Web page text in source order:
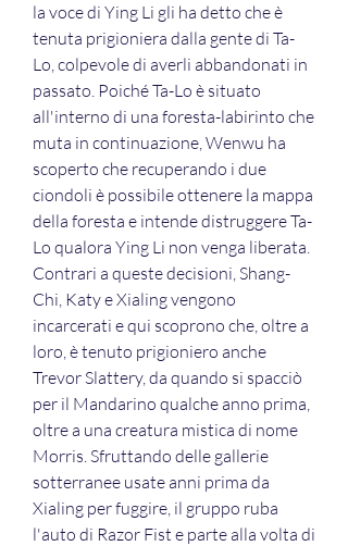
la voce di Ying Li gli ha detto che è
tenuta prigioniera dalla gente di Ta-
Lo, colpevole di averli abbandonati in
passato. Poiché Ta-Lo è situato
all'interno di una foresta-labirinto che
muta in continuazione, Wenwu ha
scoperto che recuperando i due
ciondoli è possibile ottenere la mappa
della foresta e intende distruggere Ta-
Lo qualora Ying Li non venga liberata.
Contrari a queste decisioni, Shang-
Chi, Katy e Xialing vengono
incarcerati e qui scoprono che, oltre a
loro, è tenuto prigioniero anche
Trevor Slattery, da quando si spacciò
per il Mandarino qualche anno prima,
oltre a una creatura mistica di nome
Morris. Sfruttando delle gallerie
sotterranee usate anni prima da
Xialing per fuggire, il gruppo ruba
l'auto di Razor Fist e parte alla volta di